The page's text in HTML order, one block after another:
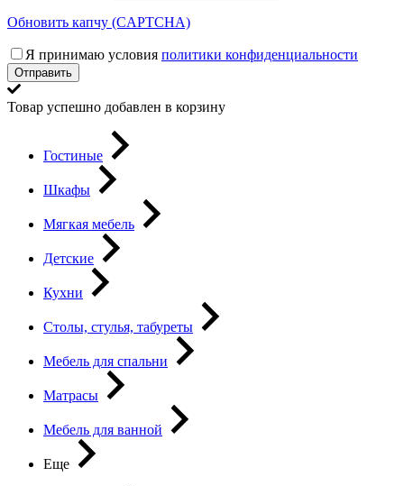
Обновить капчу (CAPTCHA)
Я принимаю условия политики конфиденциальности
Отправить
Товар успешно добавлен в корзину
Гостиные
Шкафы
Мягкая мебель
Детские
Кухни
Столы, стулья, табуреты
Мебель для спальни
Матрасы
Мебель для ванной
Еще